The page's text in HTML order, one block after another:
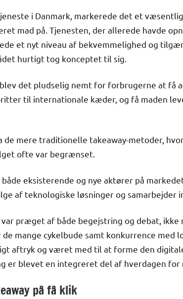
i Danmark, markerede det et
mad på. Tjenesten, der allerede havde
et nyt niveau af bekvemmelighed og
hurtigt tog konceptet til sig.
det pludselig nemt for forbrugerne at få
til internationale kæder, og få maden
mere traditionelle takeaway-metoder,
ofte var begrænset.
både eksisterende og nye aktører på
af teknologiske løsninger og samarbejder
præget af både begejstring og debat, ikke
mange cykelbude samt konkurrence med
aftryk og været med til at forme den
er blevet en integreret del af hverdagen for
på få klik